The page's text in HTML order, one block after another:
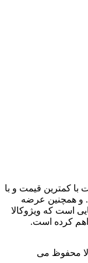
با کمترین قیمت و با
و همچنین عرضه
است که ویژوکالا
کرده است.
محفوظ می